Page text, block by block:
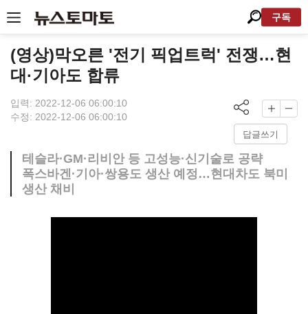
구독
(영상)막오른 '전기 픽업트럭' 전쟁…현
대·기아도 합류
입력: 2022-12-06 06:00:10
수정: 2022-12-06 06:00:10
답글쓰기
테슬라·GM·리비안 등 고성능·신기술로 공략
폭스바겐·기아·쌍용도 생산 예정…현대차도 북미
생산 채비